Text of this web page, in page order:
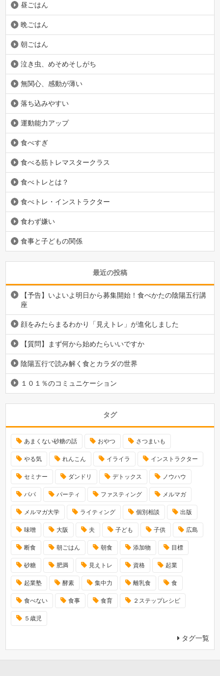
昼ごはん
晩ごはん
朝ごはん
泣き虫、めそめそしがち
無関心、感動が薄い
落ち込みやすい
運動能力アップ
食べすぎ
食べる筋トレマスタークラス
食べトレとは？
食べトレ・インストラクター
食わず嫌い
食事と子どもの関係
最近の投稿
【予告】いよいよ明日から募集開始！食べかたの陰陽五行講
座
顔をみたらまるわかり「見えトレ」が進化しました
【質問】まず何から始めたらいいですか
陰陽五行で読み解く食とカラダの世界
１０１％のコミュニケーション
タグ
あまくない砂糖の話 おやつ さつまいも
やる気 れんこん イライラ インストラクター
セミナー ダンドリ デトックス ノウハウ
パパ パーティ ファスティング メルマガ
メルマガ大学 ライティング 個別相談 出版
味噌 大阪 夫 子ども 子供 広島
断食 朝ごはん 朝食 添加物 目標
砂糖 肥満 見えトレ 資格 起業
起業塾 酵素 集中力 離乳食 食
食べない 食事 食育 ２ステップレシピ
５歳児
タグ一覧